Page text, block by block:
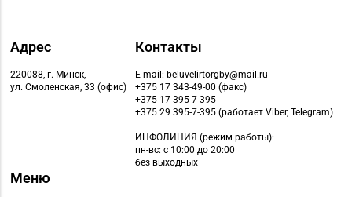
Адрес
220088, г. Минск,
ул. Смоленская, 33 (офис)
Контакты
E-mail: beluvelirtorgby@mail.ru
+375 17 343-49-00 (факс)
+375 17 395-7-395
+375 29 395-7-395 (работает Viber, Telegram)
ИНФОЛИНИЯ (режим работы):
пн-вс: с 10:00 до 20:00
без выходных
Меню